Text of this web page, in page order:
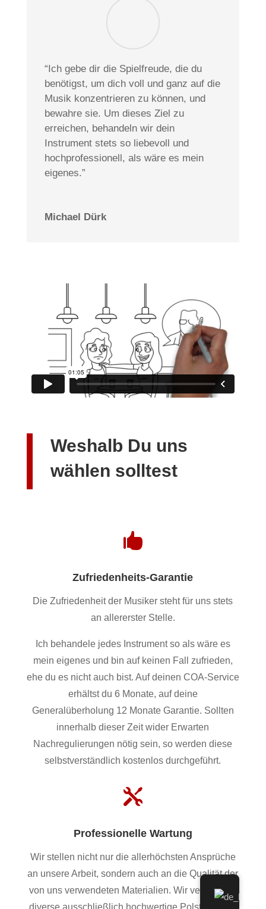
“Ich gebe dir die Spielfreude, die du
benötigst, um dich voll und ganz auf die
Musik konzentrieren zu können, und
bewahre sie. Um dieses Ziel zu
erreichen, behandeln wir dein
Instrument stets so liebevoll und
hochprofessionell, als wäre es mein
eigenes.”
Michael Dürk
Weshalb Du uns
wählen solltest

Zufriedenheits-Garantie
Die Zufriedenheit der Musiker steht für uns stets
an allererster Stelle.
Ich behandele jedes Instrument so als wäre es
mein eigenes und bin auf keinen Fall zufrieden,
ehe du es nicht auch bist. Auf deinen COA-Service
erhältst du 6 Monate, auf deine
Generalüberholung 12 Monate Garantie. Sollten
innerhalb dieser Zeit wider Erwarten
Nachregulierungen nötig sein, so werden diese
selbstverständlich kostenlos durchgeführt.

Professionelle Wartung
Wir stellen nicht nur die allerhöchsten Ansprüche
an unsere Arbeit, sondern auch an die Qualität der
von uns verwendeten Materialien. Wir verwenden